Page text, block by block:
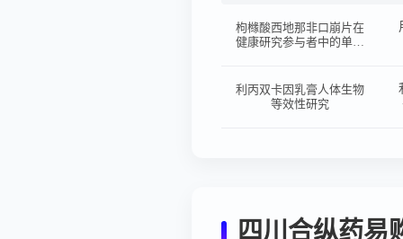
枸橼酸西地那非口崩片在
健康研究参与者中的单剂
体生物等效性试验
利丙双卡因乳膏人体生物
等效性研究
四川合纵药易